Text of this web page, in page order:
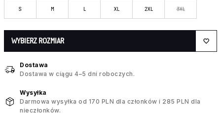
S M L XL 2XL 3XL
WYBIERZ ROZMIAR
Dostawa
Dostawa w ciągu 4–5 dni roboczych.
Wysyłka
Darmowa wysyłka od 170 PLN dla członków i 285 PLN dla
nieczłonków.